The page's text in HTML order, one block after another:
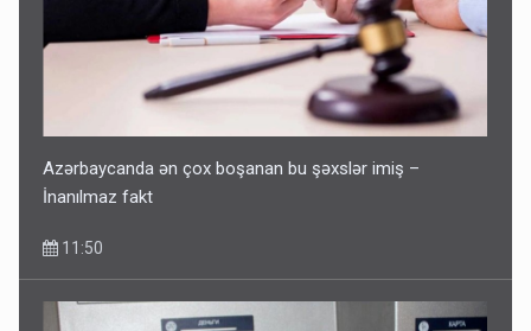
Azərbaycanda ən çox boşanan bu şəxslər imiş –
İnanılmaz fakt
11:50